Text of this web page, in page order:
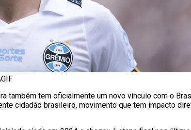
também tem oficialmente um novo vínculo com o
cidadão brasileiro, movimento que tem impacto